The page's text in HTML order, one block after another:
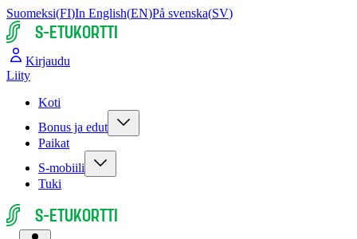
Suomeksi(FI)In English(EN)På svenska(SV)
S-ETUKORTTI
Kirjaudu
Liity
Koti
Bonus ja edut
Paikat
S-mobiili
Tuki
S-ETUKORTTI